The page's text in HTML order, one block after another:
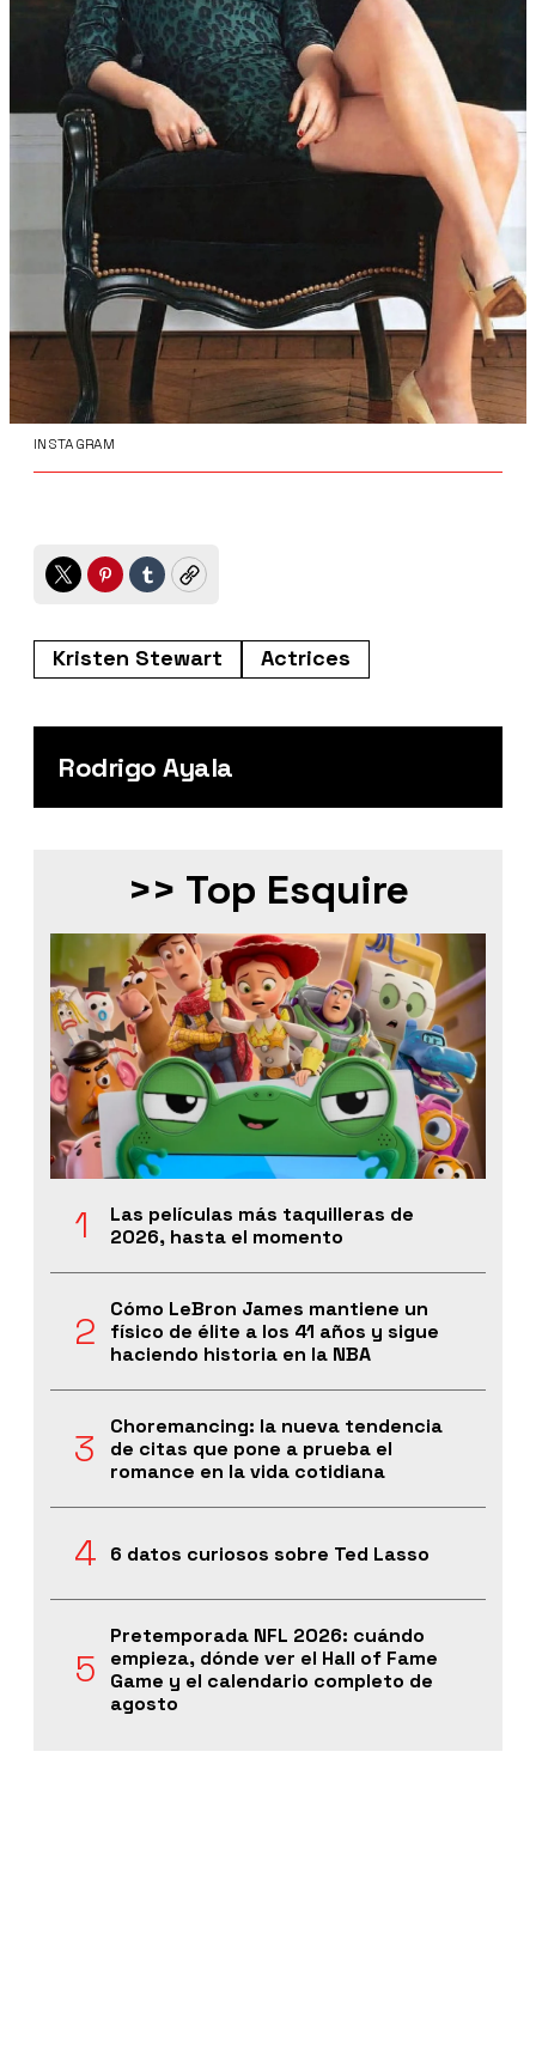
INSTAGRAM
TwitterPinterest
TumblrCopy
Kristen Stewart Actrices
Rodrigo Ayala
>> Top Esquire
Las películas más taquilleras de
2026, hasta el momento
Cómo LeBron James mantiene un
físico de élite a los 41 años y sigue
haciendo historia en la NBA
Choremancing: la nueva tendencia
de citas que pone a prueba el
romance en la vida cotidiana
6 datos curiosos sobre Ted Lasso
Pretemporada NFL 2026: cuándo
empieza, dónde ver el Hall of Fame
Game y el calendario completo de
agosto